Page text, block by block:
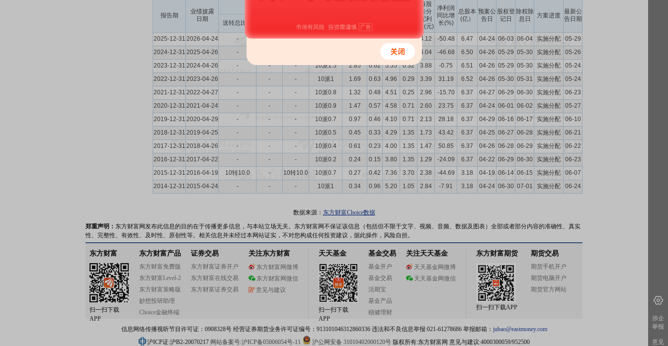
报告期
业绩披露
日期
(元)
每股
未分
配利
润(元)
净利润
同比增
长(%)
总股本
(亿）
预案公
告日
股权登
记日
除权除
息日
方案进度
最新公
告日期
送转总比例 转股比例
例
（%）
2025-12-31 2026-04-24 - - - 10派1 1.11 0.16 5.91 0.34 4.12 -50.48 6.47 04-24 06-03 06-04 实施分配
05-29
2024-12-31 2025-04-26 - 0.33 5.78 0.34 4.04 -46.68 6.50 04-26 05-29 05-30 实施分配
05-26
2023-12-31 2024-04-26 - - - 10派1.5 2.85 0.62 5.55 0.32 3.88 -0.75 6.51 04-26 05-29 05-30 实施分配
05-24
2022-12-31 2023-04-26 - - - 10派1 1.69 0.63 4.96 0.29 3.39 31.19 6.52 04-26 05-30 05-31 实施分配
05-24
2021-12-31 2022-04-27 - - - 10派0.8 1.32 0.48 4.51 0.25 2.96 -15.70 6.37 04-27 06-29 06-30 实施分配
06-23
2020-12-31 2021-04-24 - - - 10派0.9 1.47 0.57 4.58 0.71 2.60 23.75 6.37 04-24 06-01 06-02 实施分配
05-27
2019-12-31 2020-04-29 - - - 10派0.7 0.97 0.46 4.10 0.71 2.13 28.18 6.37 04-29 06-16 06-17 实施分配
06-10
2018-12-31 2019-04-25 - - - 10派0.5 0.45 0.33 4.29 1.35 1.73 43.42 6.37 04-25 06-27 06-28 实施分配
06-21
2017-12-31 2018-04-26 - - - 10派0.4 0.61 0.23 4.00 1.35 1.47 50.85 6.37 04-26 06-28 06-29 实施分配
06-22
2016-12-31 2017-04-22 - - - 10派0.2 0.24 0.15 3.80 1.35 1.29 -24.09 6.37 04-22 06-29 06-30 实施分配
06-23
2015-12-31 2016-04-19 10转10.0 - 10转10.0 10派0.7 0.27 0.42 7.36 3.70 2.38 -44.69 3.18 04-19 06-14 06-15 实施分配
06-07
2014-12-31 2015-04-24 - - - 10派1 0.34 0.96 5.20 1.05 2.84 -7.91 3.18 04-24 06-30 07-01 实施分配 06-24
数据来源： 东方财富Choice数据
郑重声明： 东方财富网发布此信息的目的在于传播更多信息，与本站立场无关。东方财富网不保证该信息（包括但不限于文字、视频、音频、数据及图表）全部或者部分内容的准确性、真实
性、完整性、有效性、及时性、原创性等。相关信息并未经过本网站证实，不对您构成任何投资建议，据此操作，风险自担。
东方财富
扫一扫下载
APP
东方财富产品
东方财富免费版
东方财富Level-2
东方财富策略版
妙想投研助理
Choice金融终端
证券交易
东方财富证券开户
东方财富在线交易
东方财富证券交易
关注东方财富
东方财富网微博
东方财富网微信
意见与建议
天天基金
扫一扫下载
APP
基金交易
基金开户
基金交易
活期宝
基金产品
稳健理财
关注天天基金
天天基金网微博
天天基金网微信
东方财富期货
扫一扫下载APP
期货交易
期货手机开户
期货电脑开户
期货官方网站
信息网络传播视听节目许可证：0908328号 经营证券期货业务许可证编号：913101046312860336 违法和不良信息举报:021-61278686 举报邮箱： jubao@eastmoney.com
沪ICP证:沪B2-20070217 网站备案号:沪ICP备05006054号-11 沪公网安备 31010402000120号版权所有:东方财富网 意见与建议:4000300059/952500
涉企
举报
意见